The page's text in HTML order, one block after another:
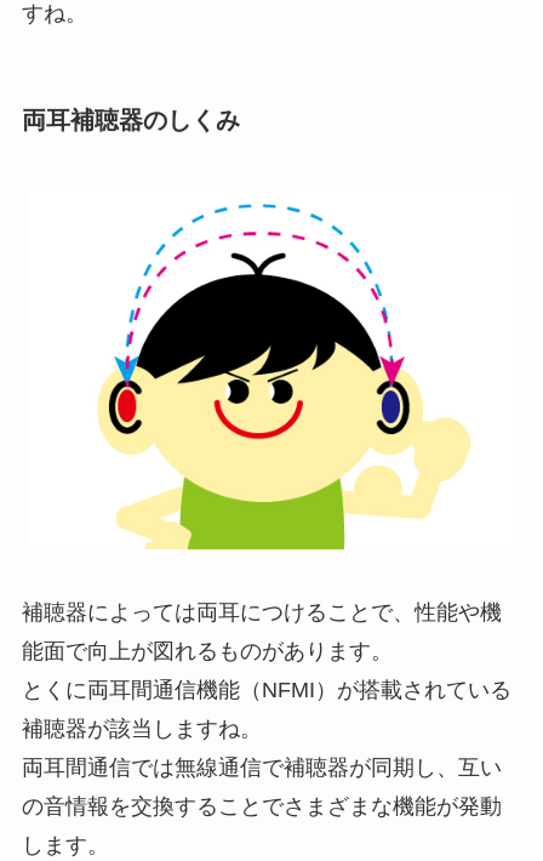
すね。
両耳補聴器のしくみ
補聴器によっては両耳につけることで、性能や機
能面で向上が図れるものがあります。
とくに両耳間通信機能（NFMI）が搭載されている
補聴器が該当しますね。
両耳間通信では無線通信で補聴器が同期し、互い
の音情報を交換することでさまざまな機能が発動
します。